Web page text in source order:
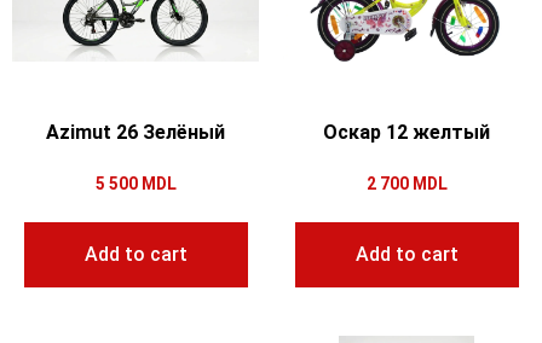
Azimut 26 Зелёный
5 500 MDL
Add to cart
Оскар 12 желтый
2 700 MDL
Add to cart